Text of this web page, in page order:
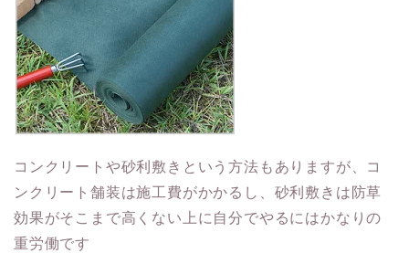
コンクリートや砂利敷きという方法もありますが、コ
ンクリート舗装は施工費がかかるし、砂利敷きは防草
効果がそこまで高くない上に自分でやるにはかなりの
重労働です